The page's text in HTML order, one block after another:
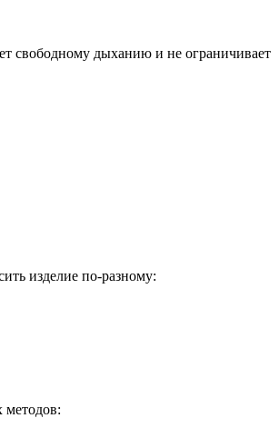
свободному дыханию и не ограничивает
изделие по-разному: